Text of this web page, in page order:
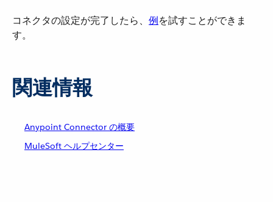
コネクタの設定が完了したら、​ 例​を試すことができま
す。
関連情報
Anypoint Connector の概要
MuleSoft ヘルプセンター